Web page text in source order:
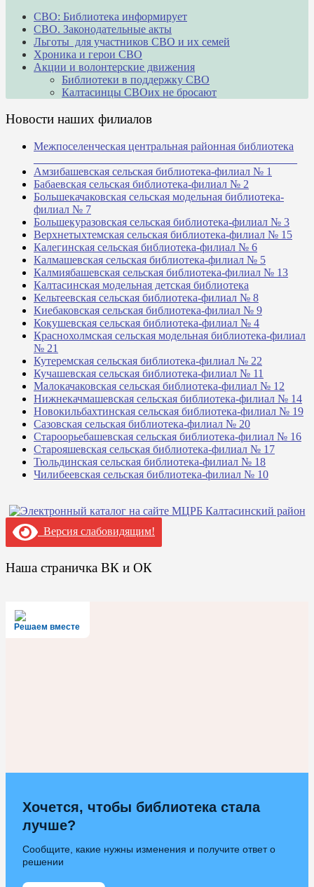
СВО: Библиотека информирует
СВО. Законодательные акты
Льготы для участников СВО и их семей
Хроника и герои СВО
Акции и волонтерские движения
Библиотеки в поддержку СВО
Калтасинцы СВОих не бросают
Новости наших филиалов
Межпоселенческая центральная районная библиотека
Амзибашевская сельская библиотека-филиал № 1
Бабаевская сельская библиотека-филиал № 2
Большекачаковская сельская модельная библиотека-
филиал № 7
Большекуразовская сельская библиотека-филиал № 3
Верхнетыхтемская сельская библиотека-филиал № 15
Калегинская сельская библиотека-филиал № 6
Калмашевская сельская библиотека-филиал № 5
Калмиябашевская сельская библиотека-филиал № 13
Калтасинская модельная детская библиотека
Кельтеевская сельская библиотека-филиал № 8
Киебаковская сельская библиотека-филиал № 9
Кокушевская сельская библиотека-филиал № 4
Краснохолмская сельская модельная библиотека-филиал
№ 21
Кутеремская сельская библиотека-филиал № 22
Кучашевская сельская библиотека-филиал № 11
Малокачаковская сельская библиотека-филиал № 12
Нижнекачмашевская сельская библиотека-филиал № 14
Новокильбахтинская сельская библиотека-филиал № 19
Сазовская сельская библиотека-филиал № 20
Староорьебашевская сельская библиотека-филиал № 16
Старояшевская сельская библиотека-филиал № 17
Тюльдинская сельская библиотека-филиал № 18
Чилибеевская сельская библиотека-филиал № 10
Версия слабовидящим!
Наша страничка ВК и ОК
Решаем вместе
Хочется, чтобы библиотека стала
лучше?
Сообщите, какие нужны изменения и получите ответ о
решении